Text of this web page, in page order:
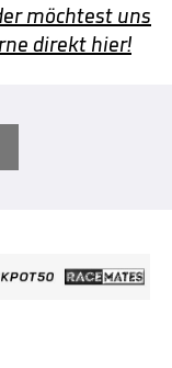
möchtest uns
direkt hier!